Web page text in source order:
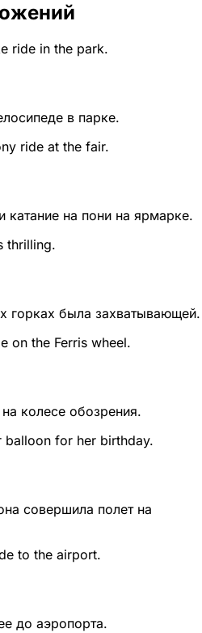
ride in the park.
в парке.
ride at the fair.
катание на пони на ярмарке.
thrilling.
горках была захватывающей.
on the Ferris wheel.
колесе обозрения.
balloon for her birthday.
совершила полет на
to the airport.
до аэропорта.